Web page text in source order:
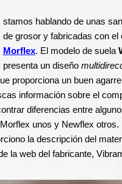
stamos hablando de unas
de grosor y fabricadas con el
Morflex. El modelo de suela
presenta un diseño
proporciona un buen
información sobre el
diferencias entre
unos y Newflex
la descripción del
la web del fabricante,